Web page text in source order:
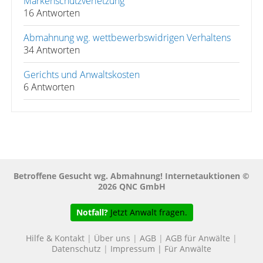
16 Antworten
Abmahnung wg. wettbewerbswidrigen Verhaltens
34 Antworten
Gerichts und Anwaltskosten
6 Antworten
Betroffene Gesucht wg. Abmahnung! Internetauktionen ©
2026 QNC GmbH
Notfall? Jetzt Anwalt fragen.
Hilfe & Kontakt | Über uns | AGB | AGB für Anwälte |
Datenschutz | Impressum | Für Anwälte